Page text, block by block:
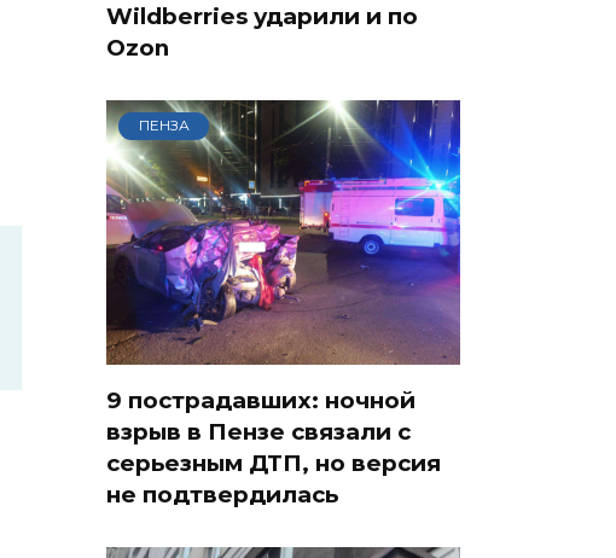
Wildberries ударили и по
Ozon
ПЕНЗА
9 пострадавших: ночной
взрыв в Пензе связали с
серьезным ДТП, но версия
не подтвердилась